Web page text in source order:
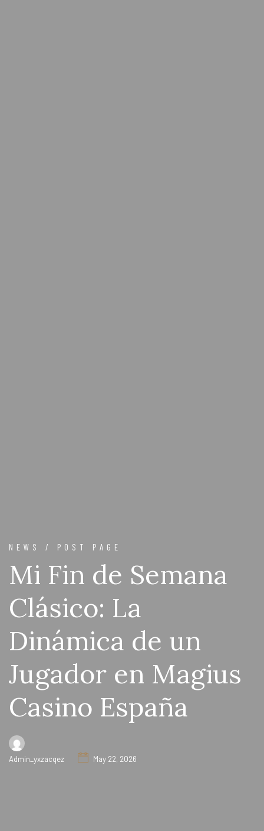
NEWS / POST PAGE
Mi Fin de Semana
Clásico: La
Dinámica de un
Jugador en Magius
Casino España
Admin_yxzacqez May 22, 2026